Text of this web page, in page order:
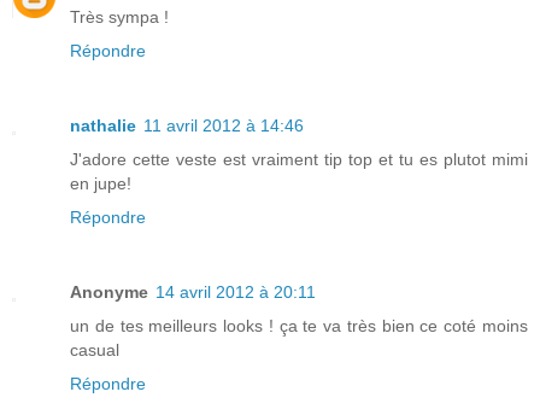
Très sympa !
Répondre
nathalie 11 avril 2012 à 14:46
J'adore cette veste est vraiment tip top et tu es plutot mimi
en jupe!
Répondre
Anonyme 14 avril 2012 à 20:11
un de tes meilleurs looks ! ça te va très bien ce coté moins
casual
Répondre